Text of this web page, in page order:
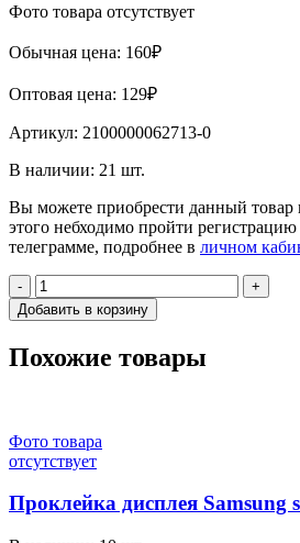
Фото товара отсутствует
Обычная цена: 160₽
Оптовая цена: 129₽
Артикул: 2100000062713-0
В наличии: 21 шт.
Вы можете приобрести данный товар
этого небходимо пройти
телеграмме, подробнее в личном
-
+
Добавить в корзину
Похожие товары
Фото товара
отсутствует
Проклейка дисплея Samsung